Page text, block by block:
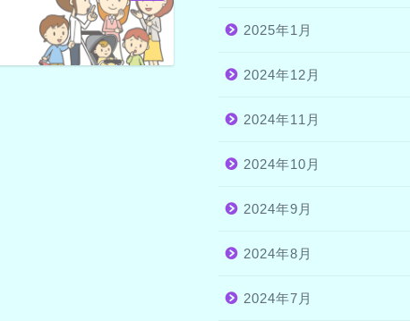
2025年1月
2024年12月
2024年11月
2024年10月
2024年9月
2024年8月
2024年7月